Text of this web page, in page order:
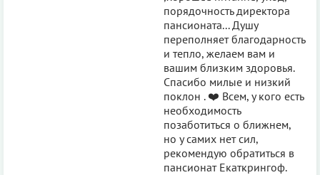
порядочность директора
пансионата... Душу
переполняет благодарность
и тепло, желаем вам и
вашим близким здоровья.
Спасибо милые и низкий
поклон . ❤️ Всем, у кого есть
необходимость
позаботиться о ближнем,
но у самих нет сил,
рекомендую обратиться в
пансионат Екаткрингоф.